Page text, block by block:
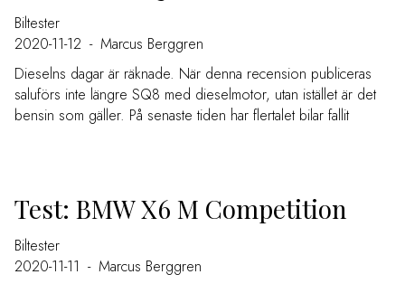
Biltester
2020-11-12 - Marcus Berggren
Dieselns dagar är räknade. När denna recension publiceras
saluförs inte längre SQ8 med dieselmotor, utan istället är det
bensin som gäller. På senaste tiden har flertalet bilar fallit
Test: BMW X6 M Competition
Biltester
2020-11-11 - Marcus Berggren